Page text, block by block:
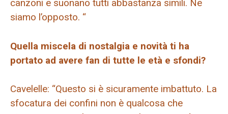
canzoni e suonano tutti abbastanza simili. Ne
siamo l’opposto. “
Quella miscela di nostalgia e novità ti ha
portato ad avere fan di tutte le età e sfondi?
Cavelelle: “Questo si è sicuramente imbattuto. La
sfocatura dei confini non è qualcosa che